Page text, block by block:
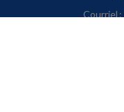
Courriel :